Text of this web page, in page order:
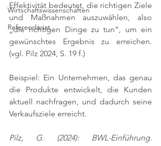
Wirtschaftswissenschaften
Referendariat
Effektivität bedeutet, die richtigen Ziele
und Maßnahmen auszuwählen, also
„die richtigen Dinge zu tun“, um ein
(vgl. Pilz 2024, S. 19 f.)
Beispiel: Ein Unternehmen, das genau
die Produkte entwickelt, die Kunden
aktuell nachfragen, und dadurch seine
Verkaufsziele erreicht.
Pilz, G. (2024): BWL-Einführung.